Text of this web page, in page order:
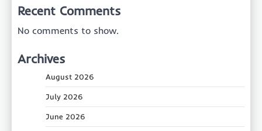
Recent Comments
No comments to show.
Archives
August 2026
July 2026
June 2026